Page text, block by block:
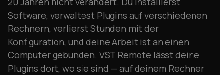
Software, verwaltest Plugins auf verschiedenen
Rechnern, verlierst Stunden mit der
Konfiguration, und deine Arbeit ist an einen
Computer gebunden. VST Remote lässt deine
Plugins dort, wo sie sind — auf deinem Rechner